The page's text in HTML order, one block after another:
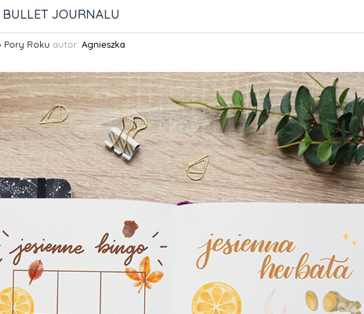
JOURNALU
Pory Roku autor: Agnieszka